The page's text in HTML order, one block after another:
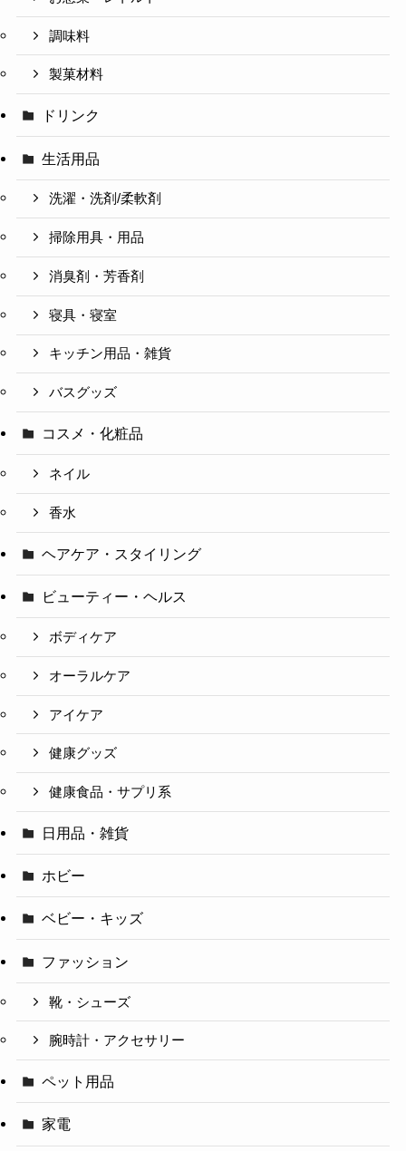
調味料
製菓材料
ドリンク
生活用品
洗濯・洗剤/柔軟剤
掃除用具・用品
消臭剤・芳香剤
寝具・寝室
キッチン用品・雑貨
バスグッズ
コスメ・化粧品
ネイル
香水
ヘアケア・スタイリング
ビューティー・ヘルス
ボディケア
オーラルケア
アイケア
健康グッズ
健康食品・サプリ系
日用品・雑貨
ホビー
ベビー・キッズ
ファッション
靴・シューズ
腕時計・アクセサリー
ペット用品
家電